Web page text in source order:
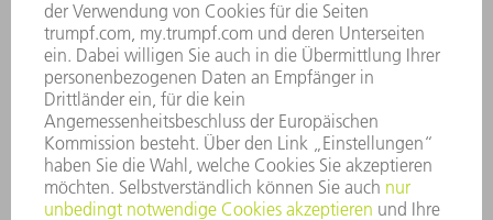
UNTERNEHMENSGRUNDSÄTZE
COMPLIANCE
HINWEISGEBERSYSTEM
SECURITY
PRESSEMITTEILUNGEN
MAGAZINE
LIEFERANTEN
NACHHALTIGKEIT
UMWELT & KLIMA
SOZIALES & GESELLSCHAFT